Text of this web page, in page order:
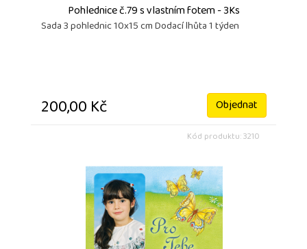
Pohlednice č.79 s vlastním fotem - 3Ks
Sada 3 pohlednic 10x15 cm Dodací lhůta 1 týden
200,00 Kč Objednat
Kód produktu: 3210